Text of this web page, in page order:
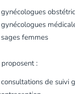
femmes
:
de suivi